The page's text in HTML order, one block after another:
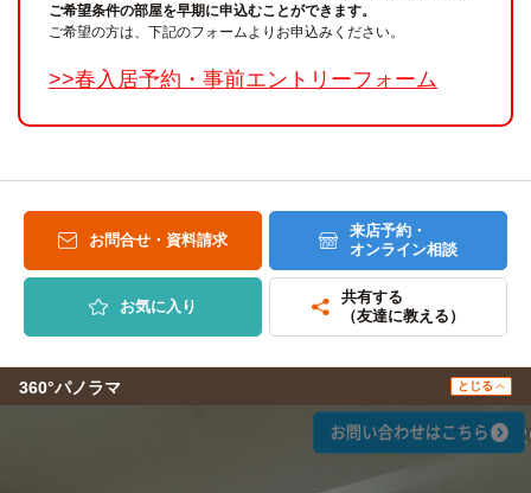
ご希望条件の部屋を早期に申込むことができます。
ご希望の方は、下記のフォームよりお申込みください。
>>春入居予約・事前エントリーフォーム
お問合せ・資料請求
来店予約・
オンライン相談
お気に入り
共有する
（友達に教える）
360°パノラマ とじる